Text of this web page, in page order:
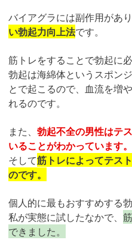
バイアグラには副作用があり
い勃起力向上法です。
筋トレをすることで勃起に
勃起は海綿体というスポン
とで起こるので、血流を増
れるのです。
また、 勃起不全の男性はテ
いることがわかっています。
そして筋トレによってテス
のです。
個人的に最もおすすめする
私が実態に試したなかで、
できました。